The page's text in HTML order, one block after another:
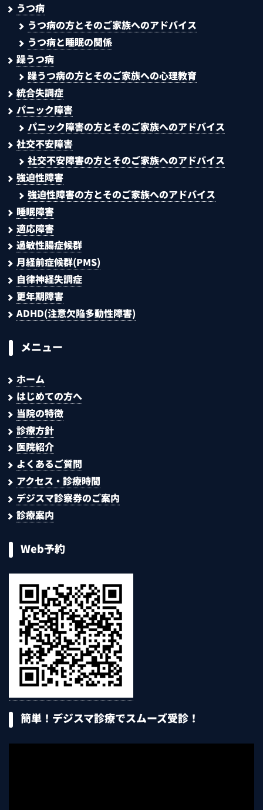
うつ病
うつ病の方とそのご家族へのアドバイス
うつ病と睡眠の関係
躁うつ病
躁うつ病の方とそのご家族への心理教育
統合失調症
パニック障害
パニック障害の方とそのご家族へのアドバイス
社交不安障害
社交不安障害の方とそのご家族へのアドバイス
強迫性障害
強迫性障害の方とそのご家族へのアドバイス
睡眠障害
適応障害
過敏性腸症候群
月経前症候群(PMS)
自律神経失調症
更年期障害
ADHD(注意欠陥多動性障害)
メニュー
ホーム
はじめての方へ
当院の特徴
診療方針
医院紹介
よくあるご質問
アクセス・診療時間
デジスマ診察券のご案内
診療案内
Web予約
簡単！デジスマ診療でスムーズ受診！